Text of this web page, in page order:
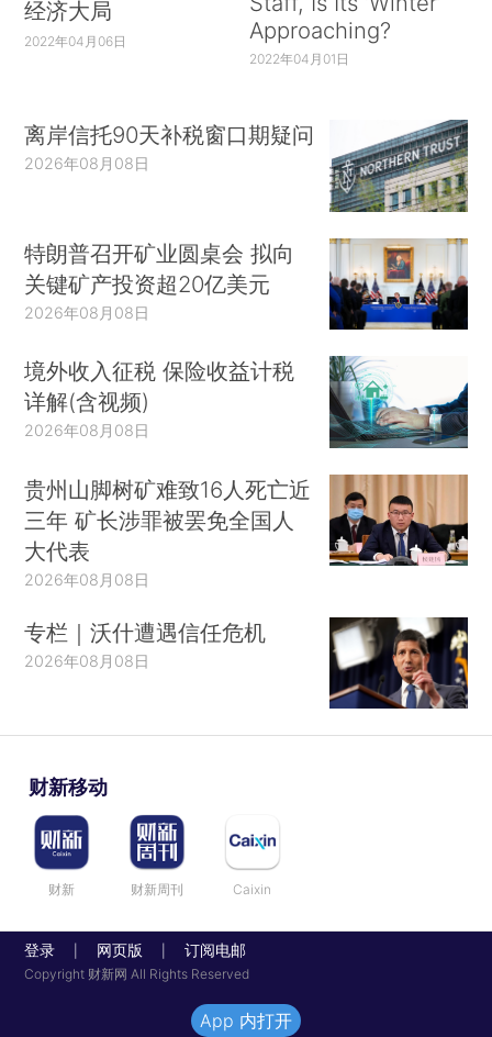
经济大局
2022年04月06日
Approaching?
2022年04月01日
离岸信托90天补税窗口期疑问
2026年08月08日
特朗普召开矿业圆桌会 拟向
关键矿产投资超20亿美元
2026年08月08日
境外收入征税 保险收益计税
详解(含视频)
2026年08月08日
贵州山脚树矿难致16人死亡近
三年 矿长涉罪被罢免全国人
大代表
2026年08月08日
专栏｜沃什遭遇信任危机
2026年08月08日
财新移动
财新 财新周刊 Caixin
登录 网页版 订阅电邮
Copyright 财新网 All Rights Reserved
App 内打开